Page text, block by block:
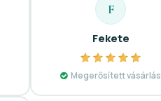
F
Fekete
Megerősített vásárlás